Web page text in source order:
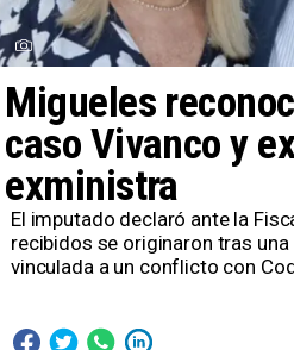
Migueles
caso Vivanco y
exministra
El imputado declaró ante la
recibidos se originaron tras
vinculada a un conflicto con